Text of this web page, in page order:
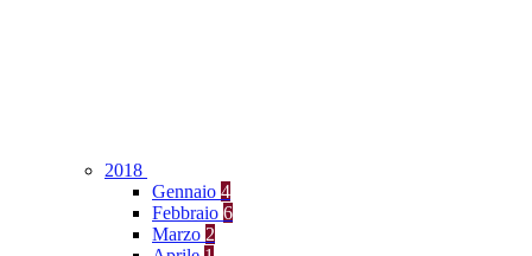
2018
Gennaio 4
Febbraio 6
Marzo 2